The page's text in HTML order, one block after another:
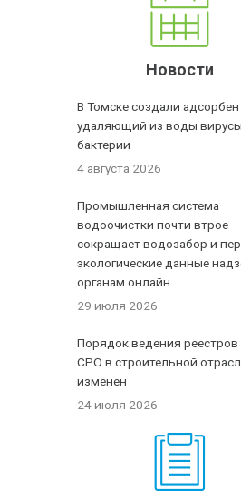
Новости
В Томске создали
удаляющий из воды
бактерии
4 августа 2026
Промышленная система
водоочистки почти втрое
сокращает водозабор и
экологические данные
органам онлайн
29 июля 2026
Порядок ведения реестров
СРО в строительной
изменен
24 июля 2026